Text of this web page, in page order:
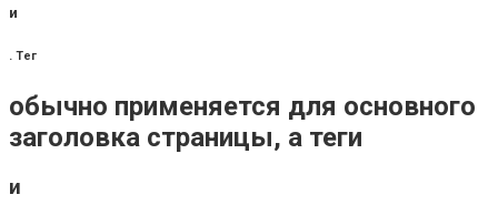
и
. Тег
обычно применяется для основного
заголовка страницы, а теги
и